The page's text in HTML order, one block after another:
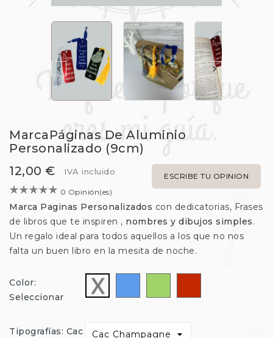
 
MarcaPáginas De Aluminio
Personalizado (9cm)
12,00 €
ESCRIBE TU OPINION
IVA incluido
0 Opinión(es)
Marca Paginas Personalizados con dedicatorias, Frases
de libros que te inspiren , nombres y dibujos simples.
Un regalo ideal para todos aquellos a los que no nos
falta un buen libro en la mesita de noche.
Color:
Seleccionar
Tipografías: Cac